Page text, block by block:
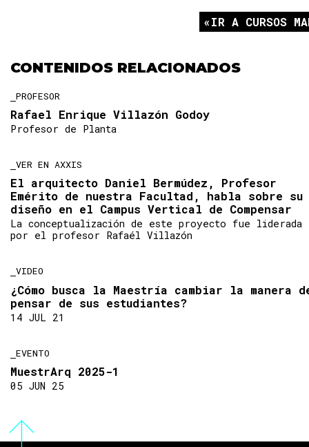
IR A CURSOS
CONTENIDOS RELACIONADOS
PROFESOR
Rafael Enrique Villazón Godoy
Profesor de Planta
VER EN AXXIS
El arquitecto Daniel Bermúdez, Profesor
Emérito de nuestra Facultad, habla sobre su
diseño en el Campus Vertical de Compensar
La conceptualización de este proyecto fue liderada
por el profesor Rafaél Villazón
VIDEO
¿Cómo busca la Maestría cambiar la manera
pensar de sus estudiantes?
14 JUL 21
EVENTO
MuestrArq 2025-1
05 JUN 25